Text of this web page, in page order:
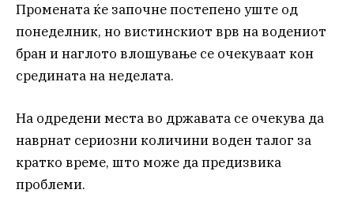
Промената ќе започне постепено уште од
понеделник, но вистинскиот врв на водениот
бран и наглото влошување се очекуваат кон
средината на неделата.
На одредени места во државата се очекува да
наврнат сериозни количини воден талог за
кратко време, што може да предизвика
проблеми.